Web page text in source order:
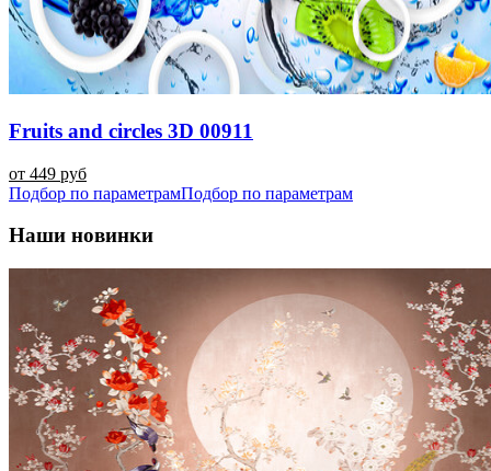
Fruits and circles 3D 00911
от 449 руб
Подбор по параметрамПодбор по параметрам
Наши новинки